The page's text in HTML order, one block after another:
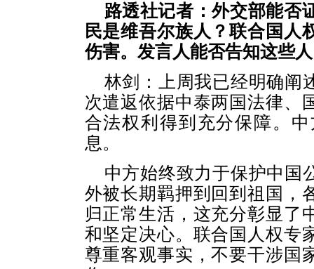
路透社记者：外交部能否
民是维吾尔族人？联合国人
伤害。发言人能否告知这些
林剑：上周我已经明确阐
次遣返依据中泰两国法律、
合法权利得到充分保障。
息。
中方始终致力于保护中国
外被长期羁押到回到祖国，
归正常生活，这充分彰显了
和坚定决心。联合国人权专
尊重客观事实，不要干涉国